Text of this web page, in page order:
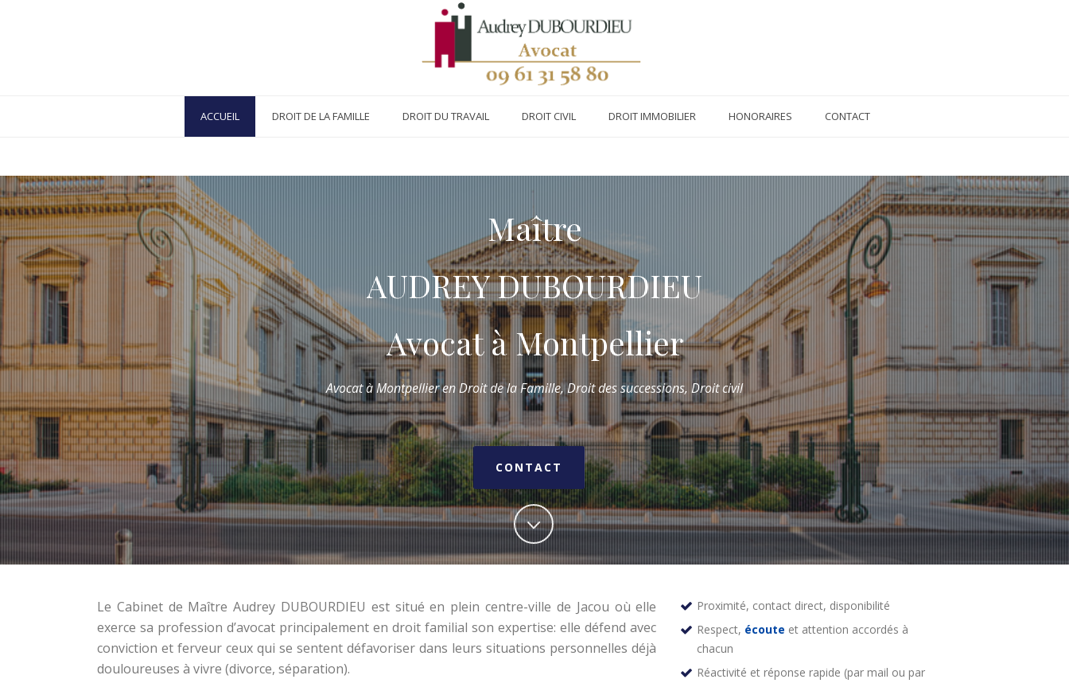
ACCUEIL DROIT DE LA FAMILLE DROIT DU TRAVAIL DROIT CIVIL DROIT IMMOBILIER HONORAIRES CONTACT
Maître
AUDREY DUBOURDIEU
Avocat à Montpellier
Avocat à Montpellier en Droit de la Famille,Droit des successions, Droit civil
CONTACT
Le Cabinet de Maître Audrey DUBOURDIEU est situé en plein centre-ville de Jacou où elle
exerce sa profession d’avocat principalement en droit familial son expertise: elle défend avec
conviction et ferveur ceux qui se sentent défavoriser dans leurs situations personnelles déjà
douloureuses à vivre (divorce, séparation).
Proximité, contact direct, disponibilité
Respect, écoute et attention accordés à
chacun
Réactivité et réponse rapide (par mail ou par